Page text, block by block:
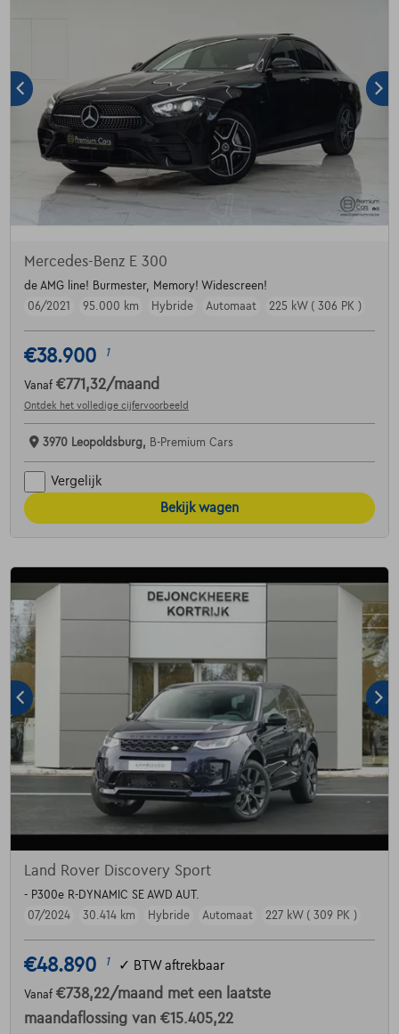
Mercedes-Benz E 300
de AMG line! Burmester, Memory! Widescreen!
06/2021
95.000 km Hybride Automaat 225 kW ( 306 PK )
€38.900 1
Vanaf €771,32/maand
Ontdek het volledige cijfervoorbeeld
3970 Leopoldsburg, B-Premium Cars
Vergelijk
Bekijk wagen
Land Rover Discovery Sport
- P300e R-DYNAMIC SE AWD AUT.
07/2024
30.414 km Hybride Automaat 227 kW ( 309 PK )
€48.890 1 ✓ BTW aftrekbaar
Vanaf €738,22/maand met een laatste
maandaflossing van €15.405,22